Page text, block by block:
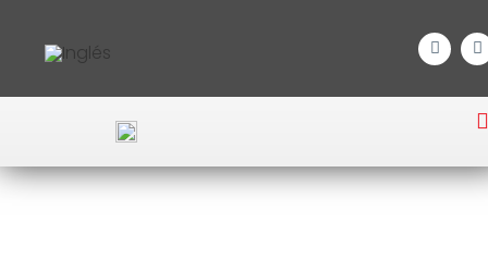
Congreso Internacional de
protección civil, gestión de